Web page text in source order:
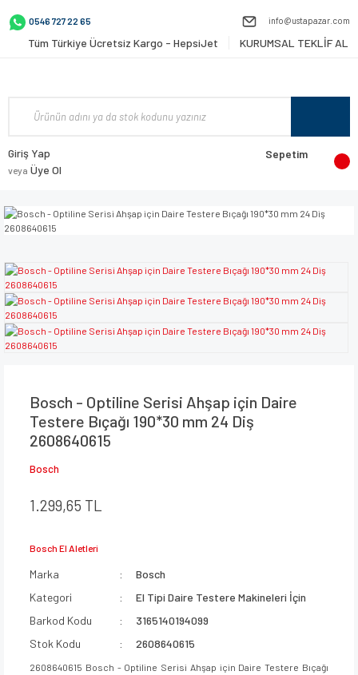
0546 727 22 65 info@ustapazar.com
Tüm Türkiye Ücretsiz Kargo - HepsiJet KURUMSAL TEKLİF AL
Giriş Yap
veya Üye Ol
Sepetim
Bosch - Optiline Serisi Ahşap için Daire
Testere Bıçağı 190*30 mm 24 Diş
2608640615
Bosch
1.299,65 TL
Bosch El Aletleri
Marka
Bosch
Kategori
El Tipi Daire Testere Makineleri İçin
Barkod Kodu
3165140194099
Stok Kodu
2608640615
2608640615 Bosch - Optiline Serisi Ahşap için Daire Testere Bıçağı